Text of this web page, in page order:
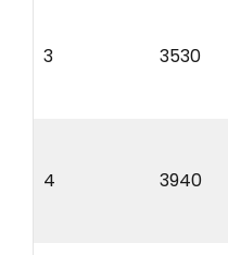
3 3530
4 3940